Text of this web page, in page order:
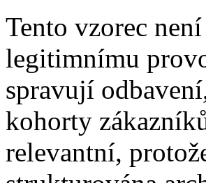
Tento vzorec
legitimnímu
spravují
kohorty
relevantní,